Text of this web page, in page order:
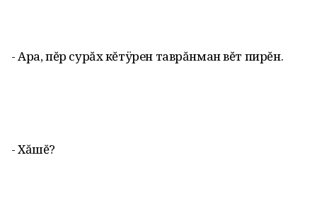
- Ара, пĕр сурăх кĕтÿрен таврăнман вĕт пирĕн.
- Хăшĕ?